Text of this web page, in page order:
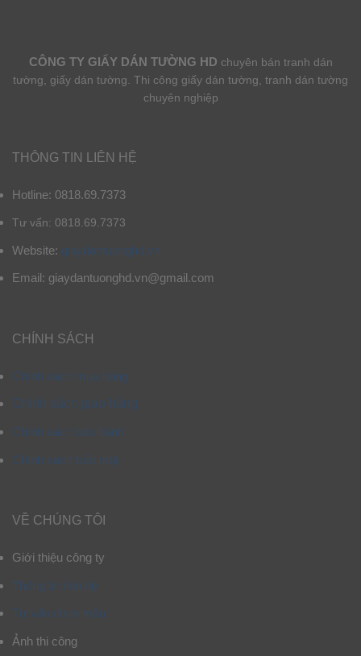
CÔNG TY GIẤY DÁN TƯỜNG HD chuyên bán tranh dán
tường, giấy dán tường. Thi công giấy dán tường, tranh dán tường
chuyên nghiệp
THÔNG TIN LIÊN HỆ
Hotline: 0818.69.7373
Tư vấn: 0818.69.7373
Website: giaydantuonghd.vn
Email: giaydantuonghd.vn@gmail.com
CHÍNH SÁCH
Chính sách mua hàng
Chính sách giao hàng
Chính sách bảo hành
Chính sách bảo mật
VỀ CHÚNG TÔI
Giới thiệu công ty
Thông tin liên hệ
Tư vấn chọn mẫu
Ảnh thi công